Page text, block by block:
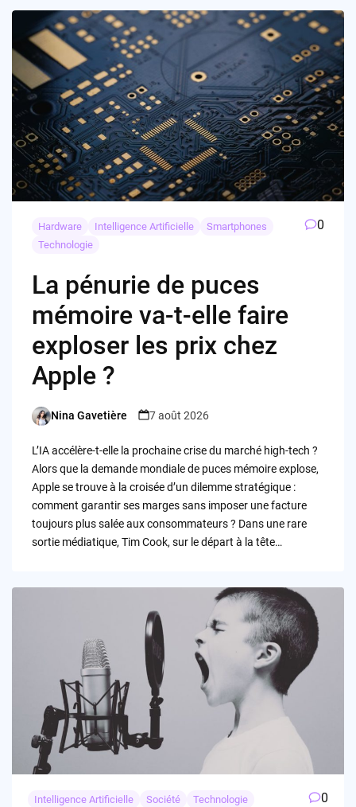
Hardware Intelligence Artificielle
Smartphones
Technologie
0
La pénurie de puces
mémoire va-t-elle faire
exploser les prix chez
Apple ?
Posted
Nina Gavetière 7 août 2026
L’IA accélère-t-elle la prochaine crise du marché high-tech ?
Alors que la demande mondiale de puces mémoire explose,
Apple se trouve à la croisée d’un dilemme stratégique :
comment garantir ses marges sans imposer une facture
toujours plus salée aux consommateurs ? Dans une rare
sortie médiatique, Tim Cook, sur le départ à la tête…
Intelligence Artificielle Société Technologie 0